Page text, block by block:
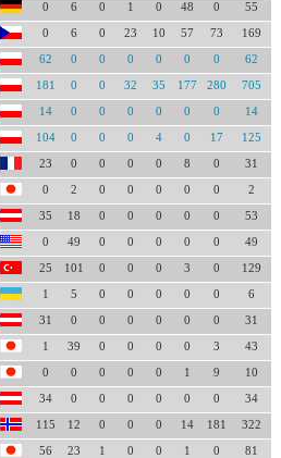
0 6 0 1 0 48 0 55
0 6 0 23 10 57 73 169
62 0 0 0 0 0 0 62
181 0 0 32 35 177 280 705
14 0 0 0 0 0 0 14
104 0 0 0 4 0 17 125
23 0 0 0 0 8 0 31
0 2 0 0 0 0 0 2
35 18 0 0 0 0 0 53
0 49 0 0 0 0 0 49
25 101 0 0 0 3 0 129
1 5 0 0 0 0 0 6
31 0 0 0 0 0 0 31
1 39 0 0 0 0 3 43
0 0 0 0 0 1 9 10
34 0 0 0 0 0 0 34
115 12 0 0 0 14 181 322
56 23 1 0 0 1 0 81